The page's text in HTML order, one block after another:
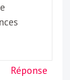
Réponse